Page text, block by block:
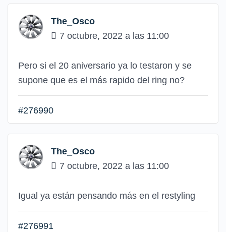
The_Osco
7 octubre, 2022 a las 11:00
Pero si el 20 aniversario ya lo testaron y se
supone que es el más rapido del ring no?
#276990
The_Osco
7 octubre, 2022 a las 11:00
Igual ya están pensando más en el restyling
#276991